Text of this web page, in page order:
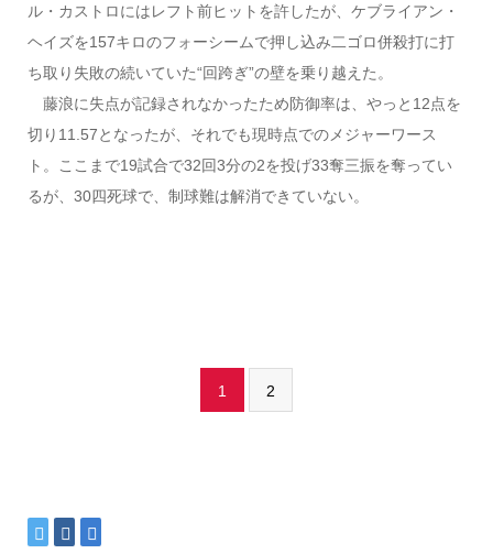
ル・カストロにはレフト前ヒットを許したが、ケブライアン・
ヘイズを157キロのフォーシームで押し込み二ゴロ併殺打に打
ち取り失敗の続いていた“回跨ぎ”の壁を乗り越えた。
藤浪に失点が記録されなかったため防御率は、やっと12点を
切り11.57となったが、それでも現時点でのメジャーワース
ト。ここまで19試合で32回3分の2を投げ33奪三振を奪ってい
るが、30四死球で、制球難は解消できていない。
1 2